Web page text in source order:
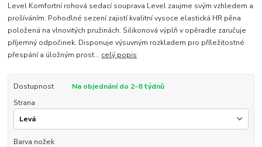
Level Komfortní rohová sedací souprava Level zaujme svým vzhledem a
prošíváním. Pohodlné sezení zajistí kvalitní vysoce elastická HR pěna
položená na vlnovitých pružinách. Silikonová výplň v opěradle zaručuje
příjemný odpočinek. Disponuje výsuvným rozkladem pro příležitostné
přespání a úložným prost... celý popis
Dostupnost
Na objednání do 2-8 týdnů
Strana
Barva nožek